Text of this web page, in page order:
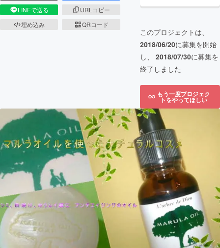
LINEで送る
URLコピー
埋め込み
QRコード
このプロジェクトは、
2018/06/20に募集を開始
し、 2018/07/30に募集を
終了しました
もう一度プロジェク
トをやってほしい